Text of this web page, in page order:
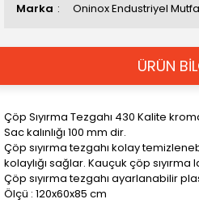
Marka Oninox Endustriyel
ÜRÜN
Çöp Sıyırma Tezgahı 430 Kalite
Sac kalınlığı 100 mm dir.
Çöp sıyırma tezgahı kolay
kolaylığı sağlar. Kauçuk çöp
Çöp sıyırma tezgahı ayarlanabilir
Ölçü : 120x60x85 cm